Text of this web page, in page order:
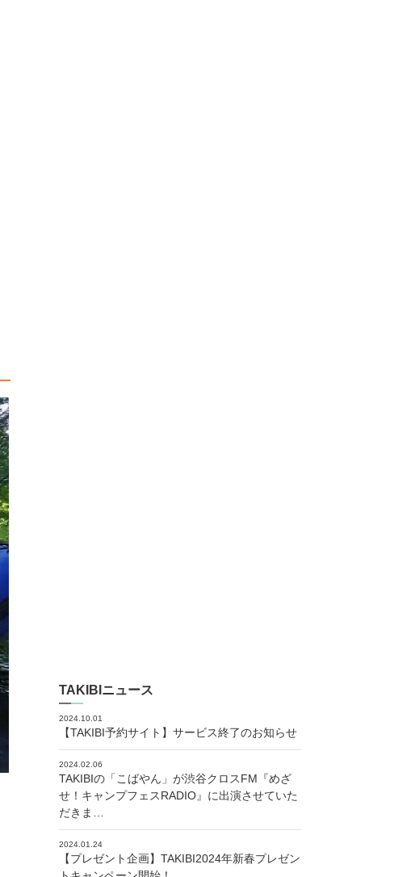
TAKIBIニュース
2024.10.01
【TAKIBI予約サイト】サービス終了のお知らせ
2024.02.06
TAKIBIの「こばやん」が渋谷クロスFM『めざ
せ！キャンプフェスRADIO』に出演させていた
だきま…
2024.01.24
【プレゼント企画】TAKIBI2024年新春プレゼン